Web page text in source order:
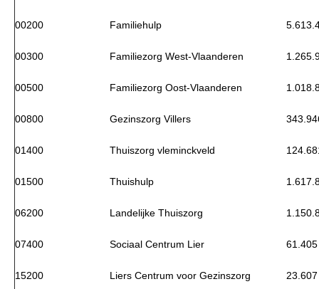
00200 Familiehulp
00300 Familiezorg West-Vlaanderen
00500 Familiezorg Oost-Vlaanderen
00800 Gezinszorg Villers
01400 Thuiszorg vleminckveld
01500 Thuishulp
06200 Landelijke Thuiszorg
07400 Sociaal Centrum Lier 61.405
15200 Liers Centrum voor Gezinszorg 23.607